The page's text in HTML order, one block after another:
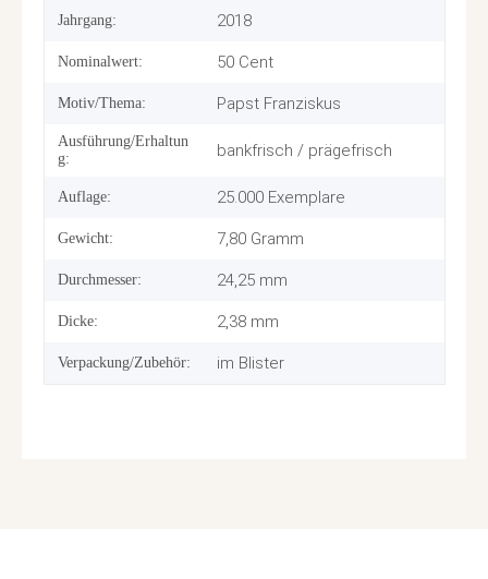
Jahrgang: 2018
Nominalwert: 50 Cent
Motiv/Thema: Papst Franziskus
Ausführung/Erhaltun
g:
bankfrisch / prägefrisch
Auflage: 25.000 Exemplare
Gewicht: 7,80 Gramm
Durchmesser: 24,25 mm
Dicke: 2,38 mm
Verpackung/Zubehör: im Blister